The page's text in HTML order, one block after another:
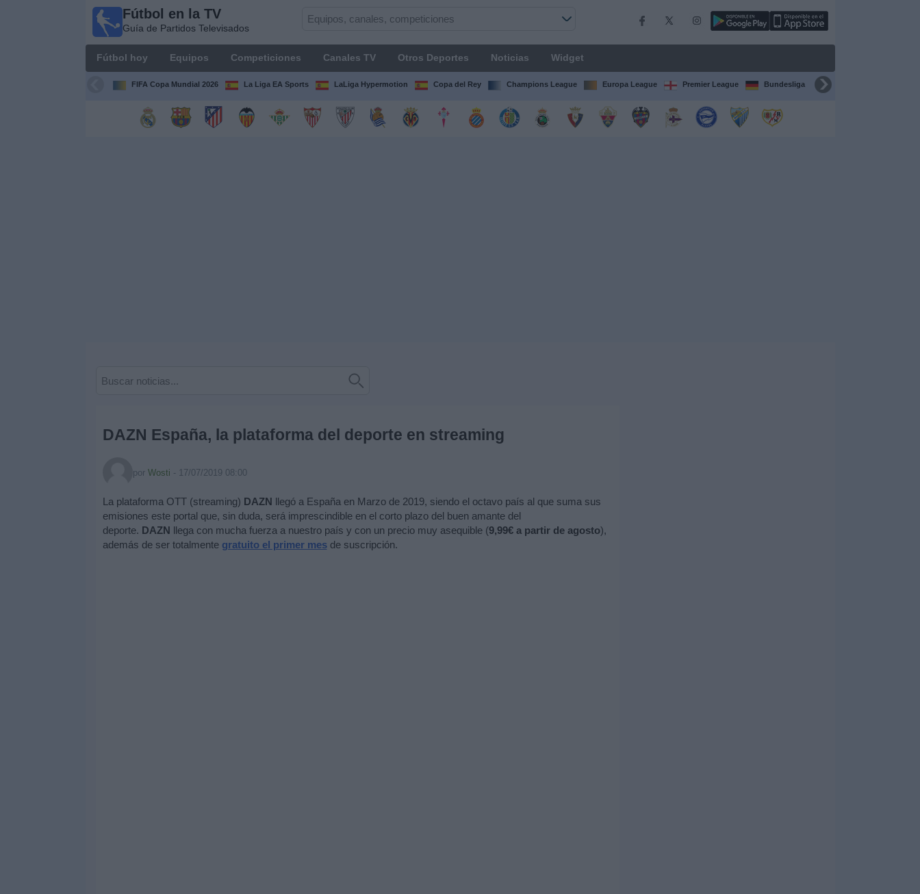
Fútbol en la TV
Guía de Partidos Televisados
Fútbol hoy Equipos Competiciones Canales TV Otros Deportes Noticias Widget
FIFA Copa Mundial 2026 La Liga EA Sports LaLiga Hypermotion Copa del Rey Champions League Europa League Premier League Bundesliga Supercopa de España
DAZN España, la plataforma del deporte en streaming
por Wosti - 17/07/2019 08:00
La plataforma OTT (streaming) DAZN llegó a España en Marzo de 2019, siendo el octavo país al que suma sus
emisiones este portal que, sin duda, será imprescindible en el corto plazo del buen amante del
deporte. DAZN llega con mucha fuerza a nuestro país y con un precio muy asequible (9,99€ a partir de agosto),
además de ser totalmente gratuito el primer mesde suscripción.